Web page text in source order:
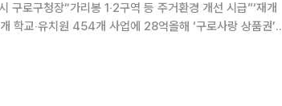
구로구청장“가리봉 1‧2구역 등 주거환경 개선 시급”‘재개
학교‧유치원 454개 사업에 28억올해 ‘구로사랑 상품권’
살고 싶은 구로를 만